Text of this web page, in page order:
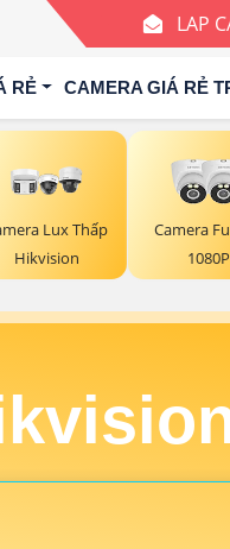
LAP
RẺ CAMERA GIÁ RẺ
Lux Thấp
Hikvision
Camera
1080P